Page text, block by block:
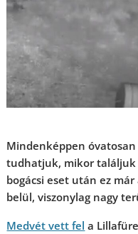
Mindenképpen
tudhatjuk, mikor találjuk
bogácsi eset után ez
belül, viszonylag nagy
Medvét vett fel a